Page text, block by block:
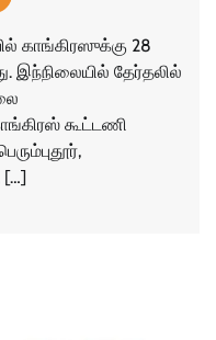
காங்கிரஸுக்கு 28
இந்நிலையில் தேர்தலில்
கூட்டணி
[…]